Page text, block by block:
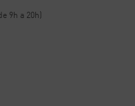
9h a 20h)